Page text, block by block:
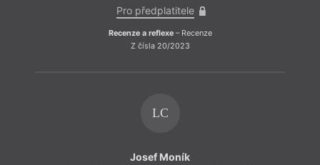
Pro předplatitele
Recenze a reflexe– Recenze
Z čísla 20/2023
LC
Josef Moník